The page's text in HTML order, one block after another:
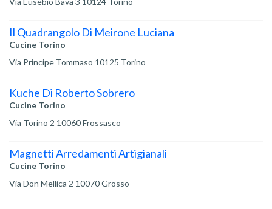
Il Quadrangolo Di Meirone Luciana
Cucine Torino
Via Principe Tommaso 10125 Torino
Kuche Di Roberto Sobrero
Cucine Torino
Via Torino 2 10060 Frossasco
Magnetti Arredamenti Artigianali
Cucine Torino
Via Don Mellica 2 10070 Grosso